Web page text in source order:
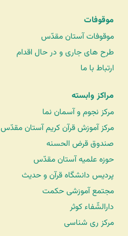
موقوفات
موقوفات آستان مقدّس
طرح های جاری و در حال اقدام
ارتباط با ما
مراکز وابسته
مرکز نجوم و آسمان نما
مرکز آموزش قرآن کریم آستان مقدّس
صندوق قرض الحسنه
حوزه علمیه آستان مقدّس
پردیس دانشگاه قرآن و حدیث
مجتمع آموزشی حکمت
دارالشّفاء کوثر
مرکز ری شناسی